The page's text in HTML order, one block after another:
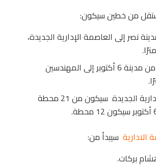
من خطين سيكون:
نصر إلى العاصمة الإدارية الجديدة،
بينما الثاني يمتد من مدينة 6 أكتوبر إلى المهندسين
خط العاصمة الإدارية الجديدة سيكون من 21 محطة
الادارية سيبدأ من:
بركات.